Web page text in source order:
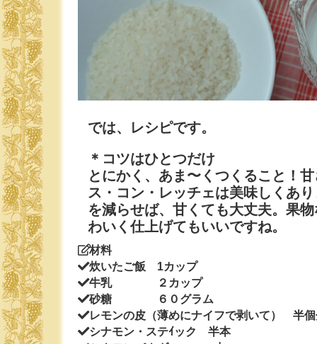
では、レシピです。
＊コツはひとつだけ
とにかく、あま〜くつくること！
ス・コン・レッチェは美味しくあ
を減らせば、甘くても大丈夫。果
わいく仕上げてもいいですね。
材料
炊いたご飯 1カップ
牛乳 ２カップ
砂糖 ６０グラム
レモンの皮（薄めにナイフで剥いて） 半
シナモン・ステｲック 半本